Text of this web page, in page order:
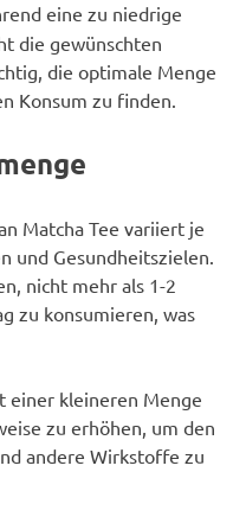
eine zu niedrige
die gewünschten
die optimale Menge
Konsum zu finden.
Matcha Tee variiert je
und Gesundheitszielen.
nicht mehr als 1-2
zu konsumieren, was
einer kleineren Menge
zu erhöhen, um den
andere Wirkstoffe zu